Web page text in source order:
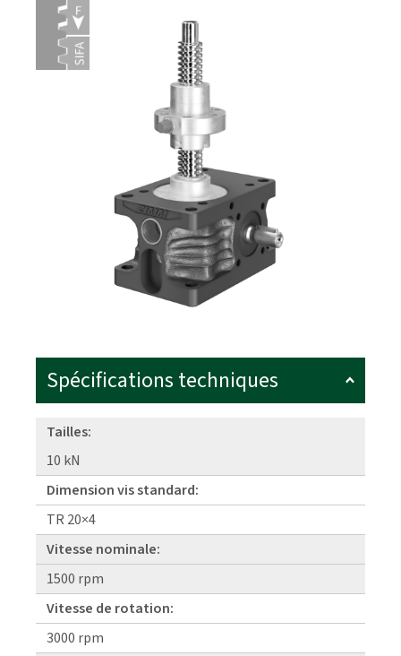
Spécifications techniques
Tailles:
10 kN
Dimension vis standard:
TR 20×4
Vitesse nominale:
1500 rpm
Vitesse de rotation:
3000 rpm